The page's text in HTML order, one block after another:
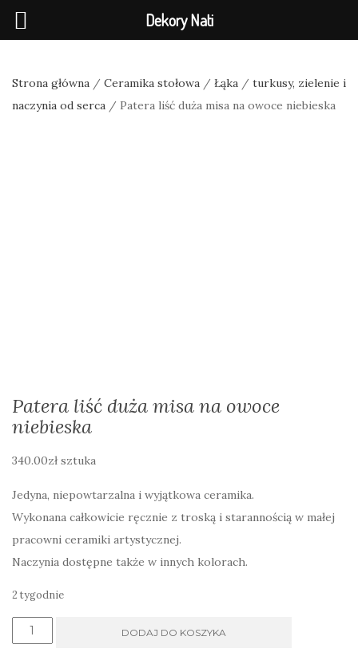
Strona główna / Ceramika stołowa / Łąka / turkusy, zielenie i
naczynia od serca / Patera liść duża misa na owoce niebieska
Patera liść duża misa na owoce
niebieska
340.00zł sztuka
Jedyna, niepowtarzalna i wyjątkowa ceramika.
Wykonana całkowicie ręcznie z troską i starannością w małej
pracowni ceramiki artystycznej.
Naczynia dostępne także w innych kolorach.
2 tygodnie
ilość
DODAJ DO KOSZYKA
Dekory Nati